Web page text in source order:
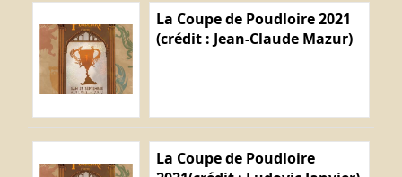
La Coupe de Poudloire 2021
(crédit : Jean-Claude Mazur)
La Coupe de Poudloire